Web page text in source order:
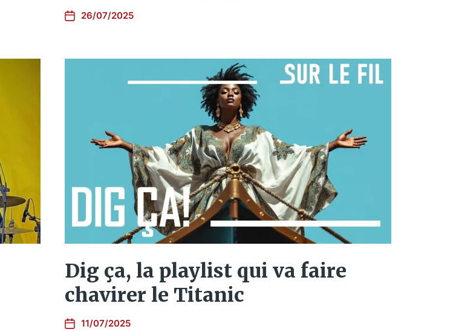
26/07/2025
Dig ça, la playlist qui va faire
chavirer le Titanic
11/07/2025